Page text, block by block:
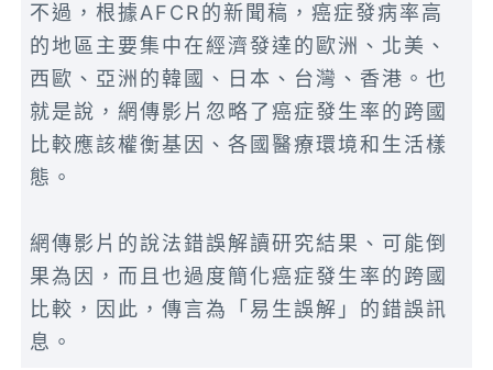
不過，根據AFCR的新聞稿，癌症發病率高
的地區主要集中在經濟發達的歐洲、北美、
西歐、亞洲的韓國、日本、台灣、香港。也
就是說，網傳影片忽略了癌症發生率的跨國
比較應該權衡基因、各國醫療環境和生活樣
態。
網傳影片的說法錯誤解讀研究結果、可能倒
果為因，而且也過度簡化癌症發生率的跨國
比較，因此，傳言為「易生誤解」的錯誤訊
息。